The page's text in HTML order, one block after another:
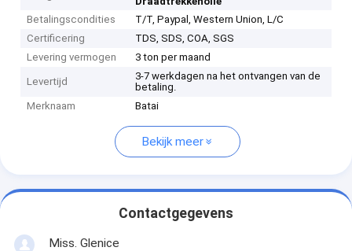
Betalingscondities
T/T, Paypal, Western Union, L/C
Certificering
TDS, SDS, COA, SGS
Levering vermogen
3 ton per maand
Levertijd
3-7 werkdagen na het ontvangen van de
betaling.
Merknaam
Batai
Bekijk meer
Contactgegevens
Miss. Glenice